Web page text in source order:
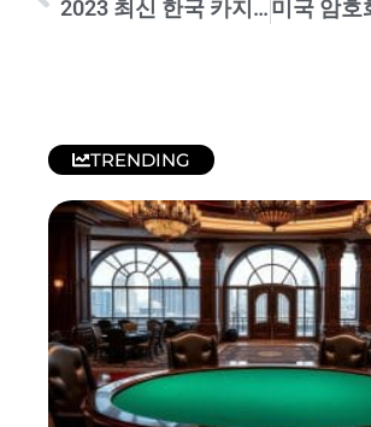
2023 최신 한국 카지노사이트 순위 업데이트
TRENDING